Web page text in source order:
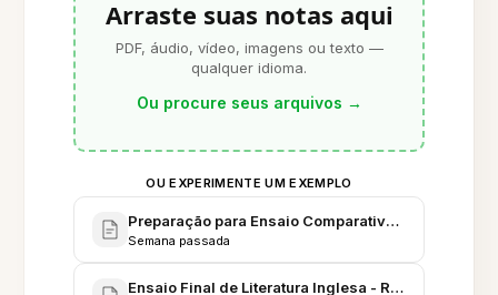
Arraste suas notas aqui
PDF, áudio, vídeo, imagens ou texto —
qualquer idioma.
Ou procure seus arquivos →
OU EXPERIMENTE UM EXEMPLO
Preparação para Ensaio Comparativo: Revolução
Semana passada
Ensaio Final de Literatura Inglesa - Rascunhos &